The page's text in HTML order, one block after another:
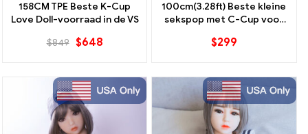
158CM TPE Beste K-Cup
Love Doll-voorraad in de VS
$849 $648
100cm(3.28ft) Beste kleine
sekspop met C-Cup voor
$299